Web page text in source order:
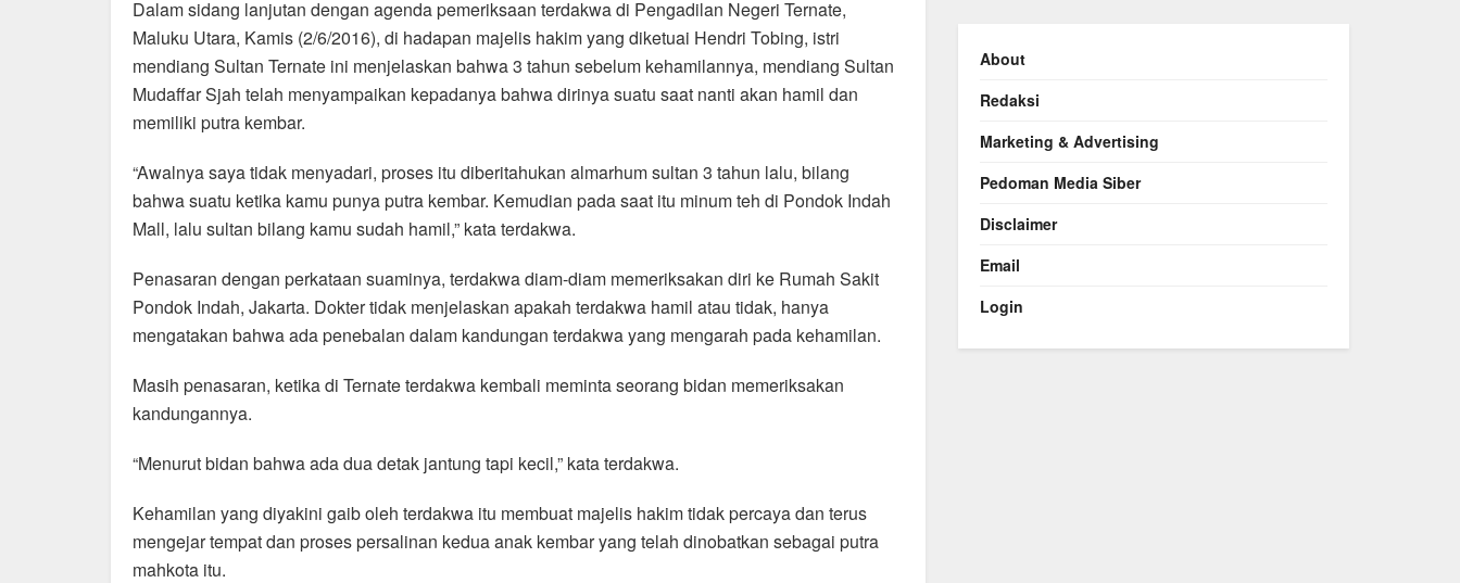
o
o
k
p
p
m
Dalam sidang lanjutan dengan agenda pemeriksaan terdakwa di Pengadilan Negeri Ternate,
Maluku Utara, Kamis (2/6/2016), di hadapan majelis hakim yang diketuai Hendri Tobing, istri
mendiang Sultan Ternate ini menjelaskan bahwa 3 tahun sebelum kehamilannya, mendiang Sultan
Mudaffar Sjah telah menyampaikan kepadanya bahwa dirinya suatu saat nanti akan hamil dan
memiliki putra kembar.
“Awalnya saya tidak menyadari, proses itu diberitahukan almarhum sultan 3 tahun lalu, bilang
bahwa suatu ketika kamu punya putra kembar. Kemudian pada saat itu minum teh di Pondok Indah
Mall, lalu sultan bilang kamu sudah hamil,” kata terdakwa.
Penasaran dengan perkataan suaminya, terdakwa diam-diam memeriksakan diri ke Rumah Sakit
Pondok Indah, Jakarta. Dokter tidak menjelaskan apakah terdakwa hamil atau tidak, hanya
mengatakan bahwa ada penebalan dalam kandungan terdakwa yang mengarah pada kehamilan.
Masih penasaran, ketika di Ternate terdakwa kembali meminta seorang bidan memeriksakan
kandungannya.
“Menurut bidan bahwa ada dua detak jantung tapi kecil,” kata terdakwa.
Kehamilan yang diyakini gaib oleh terdakwa itu membuat majelis hakim tidak percaya dan terus
mengejar tempat dan proses persalinan kedua anak kembar yang telah dinobatkan sebagai putra
mahkota itu.
About
Redaksi
Marketing & Advertising
Pedoman Media Siber
Disclaimer
Email
Login